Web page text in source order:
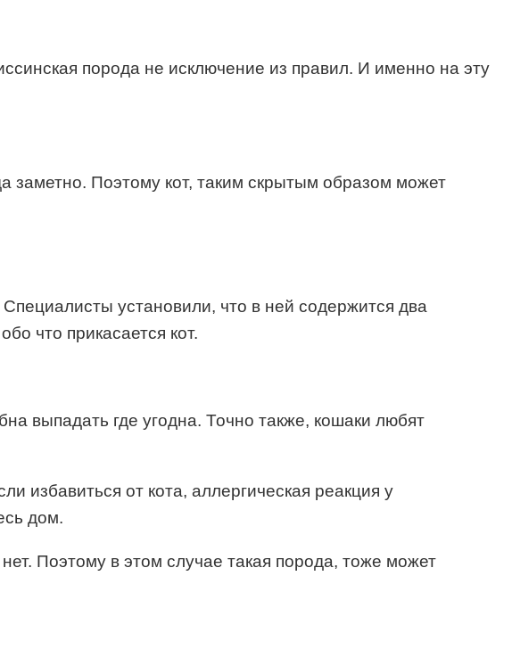
порода не исключение из правил. И именно на эту
заметно. Поэтому кот, таким скрытым образом может
установили, что в ней содержится два
что прикасается кот.
выпадать где угодна. Точно также, кошаки любят
избавиться от кота, аллергическая реакция у
дом.
Поэтому в этом случае такая порода, тоже может